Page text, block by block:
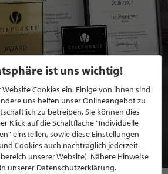
SIE SICH FÜR EINE GRATIS
BEI STILPUNKTE®
GRATIS BEWERBEN
ist uns wichtig!
Cookies ein. Einige von ihnen sind
uns helfen unser Onlineangebot zu
zu betreiben. Sie können dies
Klick auf die Schaltfläche "Individuelle
einstellen, sowie diese Einstellungen
Cookies auch nachträglich jederzeit
unserer Website). Nähere Hinweise
unserer Datenschutzerklärung.